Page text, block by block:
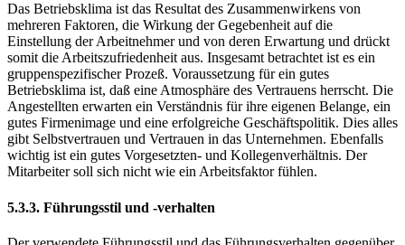
Das Betriebsklima ist das Resultat des Zusammenwirkens von
mehreren Faktoren, die Wirkung der Gegebenheit auf die
Einstellung der Arbeitnehmer und von deren Erwartung und drückt
somit die Arbeitszufriedenheit aus. Insgesamt betrachtet ist es ein
gruppenspezifischer Prozeß. Voraussetzung für ein gutes
Betriebsklima ist, daß eine Atmosphäre des Vertrauens herrscht. Die
Angestellten erwarten ein Verständnis für ihre eigenen Belange, ein
gutes Firmenimage und eine erfolgreiche Geschäftspolitik. Dies alles
gibt Selbstvertrauen und Vertrauen in das Unternehmen. Ebenfalls
wichtig ist ein gutes Vorgesetzten- und Kollegenverhältnis. Der
Mitarbeiter soll sich nicht wie ein Arbeitsfaktor fühlen.
5.3.3. Führungsstil und -verhalten